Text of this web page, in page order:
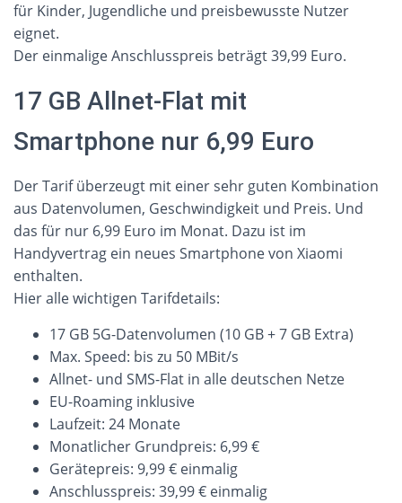
für Kinder, Jugendliche und preisbewusste Nutzer
eignet.
Der einmalige Anschlusspreis beträgt 39,99 Euro.
17 GB Allnet-Flat mit
Smartphone nur 6,99 Euro
Der Tarif überzeugt mit einer sehr guten Kombination
aus Datenvolumen, Geschwindigkeit und Preis. Und
das für nur 6,99 Euro im Monat. Dazu ist im
Handyvertrag ein neues Smartphone von Xiaomi
enthalten.
Hier alle wichtigen Tarifdetails:
17 GB 5G-Datenvolumen (10 GB + 7 GB Extra)
Max. Speed: bis zu 50 MBit/s
Allnet- und SMS-Flat in alle deutschen Netze
EU-Roaming inklusive
Laufzeit: 24 Monate
Monatlicher Grundpreis: 6,99 €
Gerätepreis: 9,99 € einmalig
Anschlusspreis: 39,99 € einmalig